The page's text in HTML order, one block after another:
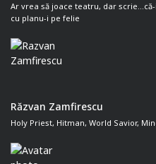
Ar vrea să joace teatru, dar
cu planu-i pe felie
Răzvan Zamfirescu
Holy Priest, Hitman, World Savior,